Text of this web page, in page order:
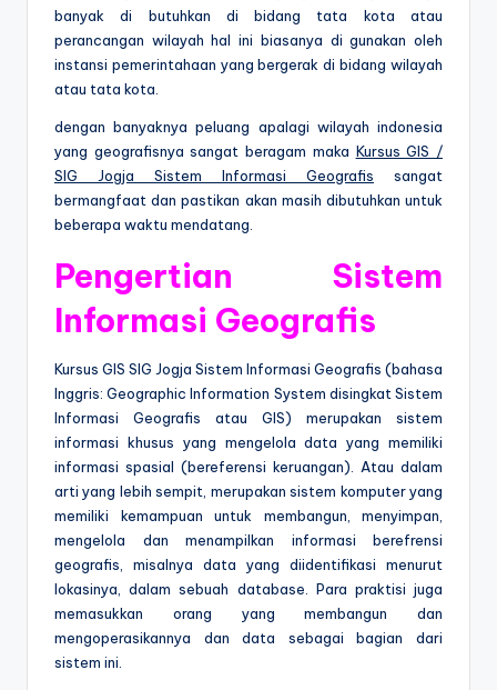
banyak di butuhkan di bidang tata kota atau
perancangan wilayah hal ini biasanya di gunakan oleh
instansi pemerintahaan yang bergerak di bidang wilayah
atau tata kota.
dengan banyaknya peluang apalagi wilayah indonesia
yang geografisnya sangat beragam maka Kursus GIS /
SIG Jogja Sistem Informasi Geografis sangat
bermangfaat dan pastikan akan masih dibutuhkan untuk
beberapa waktu mendatang.
Pengertian Sistem
Informasi Geografis
Kursus GIS SIG Jogja Sistem Informasi Geografis (bahasa
Inggris: Geographic Information System disingkat Sistem
Informasi Geografis atau GIS) merupakan sistem
informasi khusus yang mengelola data yang memiliki
informasi spasial (bereferensi keruangan). Atau dalam
arti yang lebih sempit, merupakan sistem komputer yang
memiliki kemampuan untuk membangun, menyimpan,
mengelola dan menampilkan informasi berefrensi
geografis, misalnya data yang diidentifikasi menurut
lokasinya, dalam sebuah database. Para praktisi juga
memasukkan orang yang membangun dan
mengoperasikannya dan data sebagai bagian dari
sistem ini.